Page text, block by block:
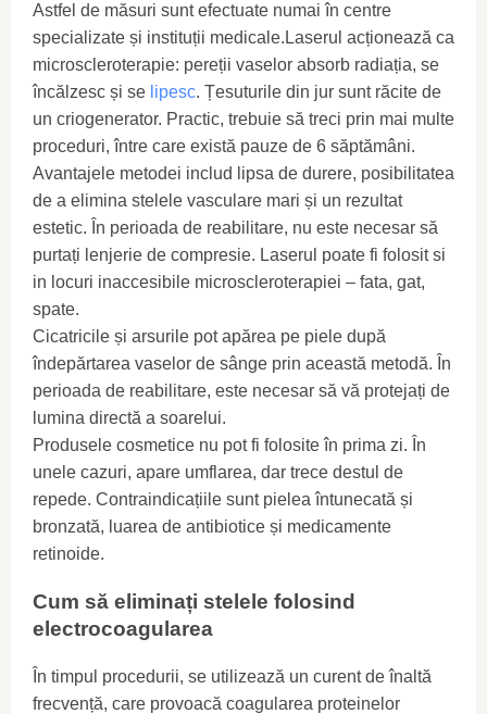
Astfel de măsuri sunt efectuate numai în centre
specializate și instituții medicale.Laserul acționează ca
microscleroterapie: pereții vaselor absorb radiația, se
încălzesc și se lipesc. Țesuturile din jur sunt răcite de
un criogenerator. Practic, trebuie să treci prin mai multe
proceduri, între care există pauze de 6 săptămâni.
Avantajele metodei includ lipsa de durere, posibilitatea
de a elimina stelele vasculare mari și un rezultat
estetic. În perioada de reabilitare, nu este necesar să
purtați lenjerie de compresie. Laserul poate fi folosit si
in locuri inaccesibile microscleroterapiei – fata, gat,
spate.
Cicatricile și arsurile pot apărea pe piele după
îndepărtarea vaselor de sânge prin această metodă. În
perioada de reabilitare, este necesar să vă protejați de
lumina directă a soarelui.
Produsele cosmetice nu pot fi folosite în prima zi. În
unele cazuri, apare umflarea, dar trece destul de
repede. Contraindicațiile sunt pielea întunecată și
bronzată, luarea de antibiotice și medicamente
retinoide.
Cum să eliminați stelele folosind
electrocoagularea
În timpul procedurii, se utilizează un curent de înaltă
frecvență, care provoacă coagularea proteinelor